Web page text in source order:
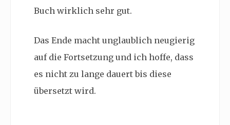
Buch wirklich sehr gut.
Das Ende macht unglaublich neugierig
auf die Fortsetzung und ich hoffe, dass
es nicht zu lange dauert bis diese
übersetzt wird.